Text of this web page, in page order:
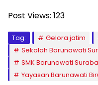
Post Views: 123
Tag: Gelora jatim
Sekolah Barunawati
SMK Barunawati
Yayasan Barunawati